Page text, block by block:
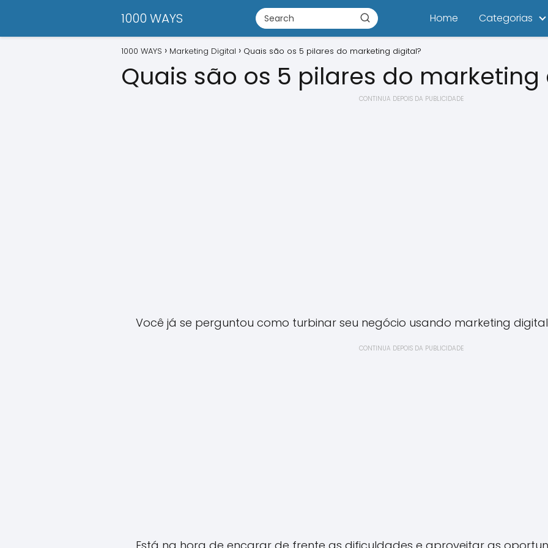
1000 WAYS Home Categorias
1000 WAYS Marketing Digital Quais são os 5 pilares do marketing digital?
Quais são os 5 pilares do marketing
CONTINUA DEPOIS DA PUBLICIDADE
Você já se perguntou como turbinar seu negócio usando marketing
CONTINUA DEPOIS DA PUBLICIDADE